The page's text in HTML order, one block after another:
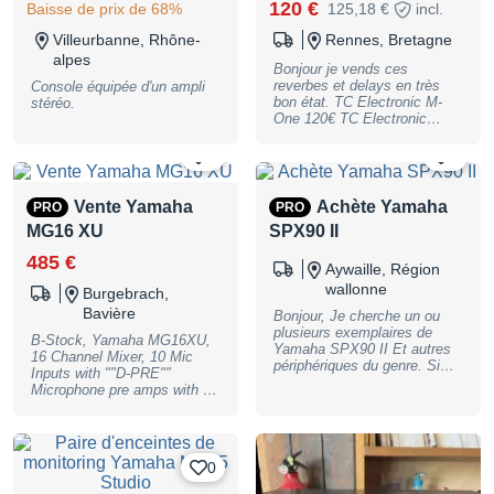
alignement de systèmes
Bon état esthétique.
Fonctionnement parfait. Prêt
main propre possible ou
envoi soigné à la charge de
photos supplémentaires.
Baisse de prix de 68%
Villeurbanne, Rhône-
alpes
Console équipée d'un ampli
stéréo.
120 € 125,18 €
incl.
Rennes, Bretagne
Bonjour je vends ces
reverbes et delays en très
bon état. TC Electronic M-
One 120€ TC Electronic
SPX 990 160€ YAMAHA
PCM 91 600€ LEXICON
PCM 96 1500€ Envoi
possible en sup.
PRO
Vente Yamaha
MG16 XU
485 €
Burgebrach,
Bavière
B-Stock, Yamaha MG16XU,
16 Channel Mixer, 10 Mic
Inputs with ""D-PRE""
Microphone pre amps with an
+48V Phantompower
(Channel 1-8 with
Compressor), 3 Band EQ
with semi-parametric, High-
PRO
Achète Yamaha
SPX90 II
Aywaille, Région
wallonne
Bonjour, Je cherche un ou
plusieurs exemplaires de
Yamaha SPX90 II Et autres
périphériques du genre. Si
intéressé par des lots de
matériel. J'achète souvent
sur le site. (voir éval.). Bien
cordialement, Max
0